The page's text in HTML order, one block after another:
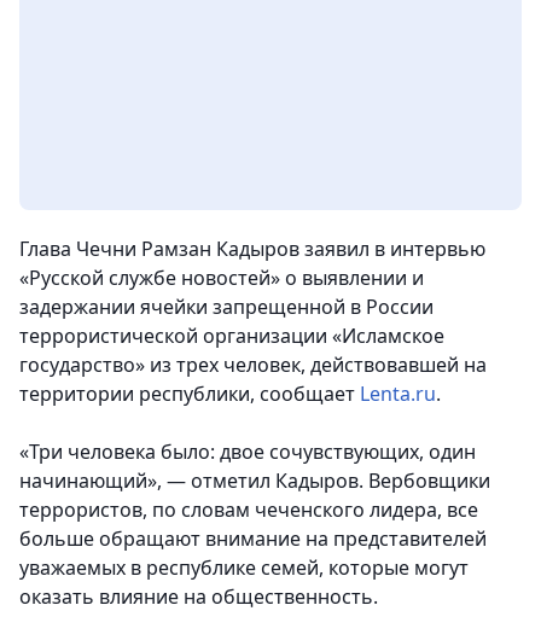
Глава Чечни Рамзан Кадыров заявил в интервью
«Русской службе новостей» о выявлении и
задержании ячейки запрещенной в России
террористической организации «Исламское
государство» из трех человек, действовавшей на
территории республики, сообщает Lenta.ru.
«Три человека было: двое сочувствующих, один
начинающий», — отметил Кадыров. Вербовщики
террористов, по словам чеченского лидера, все
больше обращают внимание на представителей
уважаемых в республике семей, которые могут
оказать влияние на общественность.